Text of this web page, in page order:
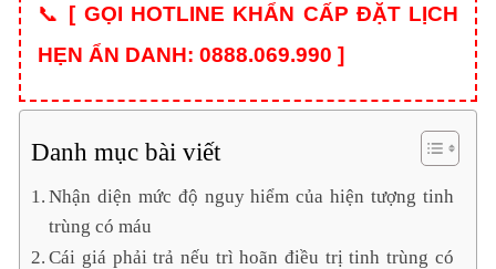
📞 [ GỌI HOTLINE KHẨN CẤP ĐẶT LỊCH
HẸN ẨN DANH: 0888.069.990 ]
Danh mục bài viết
Nhận diện mức độ nguy hiểm của hiện tượng tinh
trùng có máu
Cái giá phải trả nếu trì hoãn điều trị tinh trùng có